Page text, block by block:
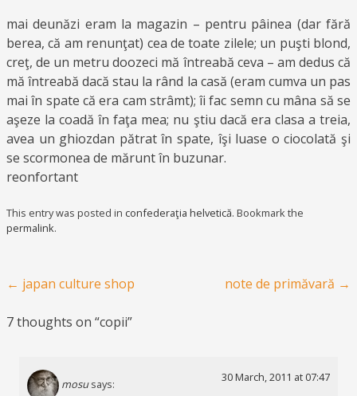
mai deunăzi eram la magazin – pentru pâinea (dar fără
berea, că am renunţat) cea de toate zilele; un puşti blond,
creţ, de un metru doozeci mă întreabă ceva – am dedus că
mă întreabă dacă stau la rând la casă (eram cumva un pas
mai în spate că era cam strâmt); îi fac semn cu mâna să se
aşeze la coadă în faţa mea; nu ştiu dacă era clasa a treia,
avea un ghiozdan pătrat în spate, îşi luase o ciocolată şi
se scormonea de mărunt în buzunar.
reonfortant
This entry was posted in confederaţia helvetică. Bookmark the
permalink.
Post navigation
← japan culture shop note de primăvară →
7 thoughts on “copii”
mosu says:
30 March, 2011 at 07:47